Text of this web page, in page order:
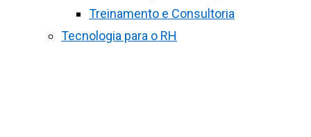
Treinamento e Consultoria
Tecnologia para o RH